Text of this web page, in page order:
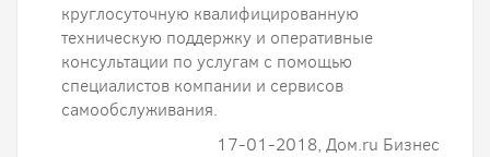
круглосуточную квалифицированную
техническую поддержку и оперативные
консультации по услугам с помощью
специалистов компании и сервисов
самообслуживания.
17-01-2018, Дом.ru Бизнес